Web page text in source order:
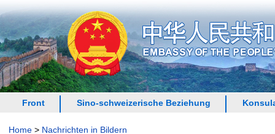
Front Sino-schweizerische Beziehung
Home > Nachrichten in Bildern